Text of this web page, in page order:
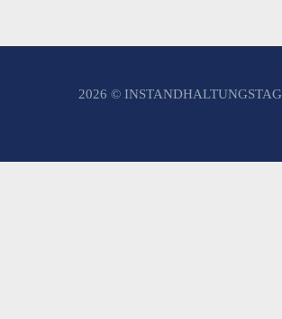
2026 ©